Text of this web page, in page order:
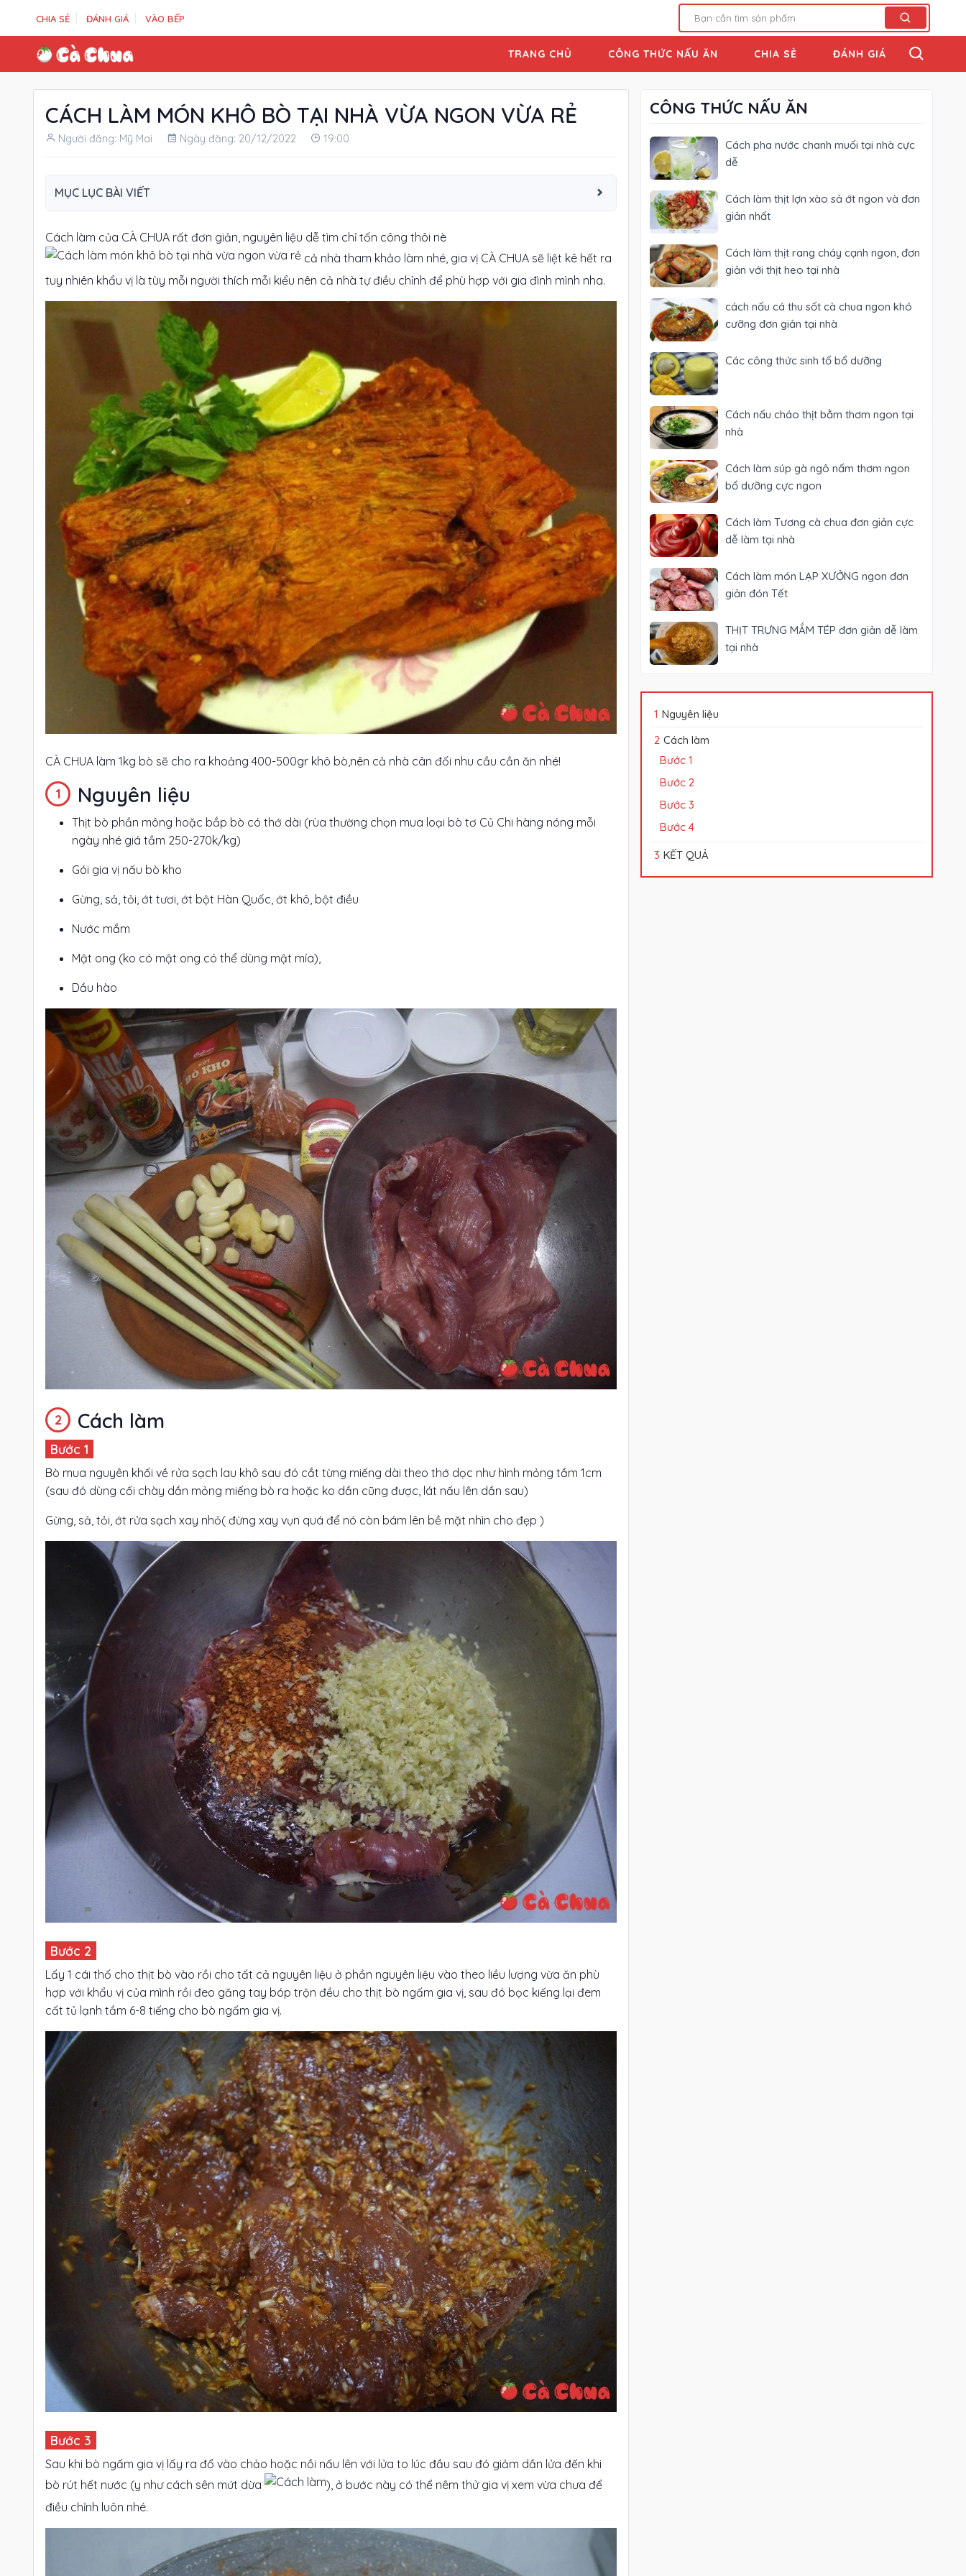
CHIA SẺ ĐÁNH GIÁ VÀO BẾP
TRANG CHỦ CÔNG THỨC NẤU ĂN CHIA SẺ ĐÁNH GIÁ
CÁCH LÀM MÓN KHÔ BÒ TẠI NHÀ VỪA NGON VỪA RẺ
Người đăng: Mỹ Mai Ngày đăng: 20/12/2022 19:00
MỤC LỤC BÀI VIẾT
Cách làm của CÀ CHUA rất đơn giản, nguyên liệu dễ tìm chỉ tốn công thôi nè
cả nhà tham khảo làm nhé, gia vị CÀ CHUA sẽ liệt kê hết ra
tuy nhiên khẩu vị là tùy mỗi người thích mỗi kiểu nên cả nhà tự điều chỉnh để phù hợp với gia đình mình nha.
CÀ CHUA làm 1kg bò sẽ cho ra khoảng 400-500gr khô bò,nên cả nhà cân đối nhu cầu cần ăn nhé!
Nguyên liệu
Thịt bò phần mông hoặc bắp bò có thớ dài (rùa thường chọn mua loại bò tơ Củ Chi hàng nóng mỗi
ngày nhé giá tầm 250-270k/kg)
Gói gia vị nấu bò kho
Gừng, sả, tỏi, ớt tươi, ớt bột Hàn Quốc, ớt khô, bột điều
Nước mắm
Mật ong (ko có mật ong có thể dùng mật mía),
Dầu hào
Cách làm
Bò mua nguyên khối về rửa sạch lau khô sau đó cắt từng miếng dài theo thớ dọc như hình mỏng tầm 1cm
(sau đó dùng cối chày dần mỏng miếng bò ra hoặc ko dần cũng được, lát nấu lên dần sau)
Gừng, sả, tỏi, ớt rửa sạch xay nhỏ( đừng xay vụn quá để nó còn bám lên bề mặt nhìn cho đẹp )
Lấy 1 cái thố cho thịt bò vào rồi cho tất cả nguyên liệu ở phần nguyên liệu vào theo liều lượng vừa ăn phù
hợp với khẩu vị của mình rồi đeo găng tay bóp trộn đều cho thịt bò ngấm gia vị, sau đó bọc kiếng lại đem
cất tủ lạnh tầm 6-8 tiếng cho bò ngấm gia vị.
Sau khi bò ngấm gia vị lấy ra đổ vào chảo hoặc nồi nấu lên với lửa to lúc đầu sau đó giảm dần lửa đến khi
bò rút hết nước (y như cách sên mứt dừa
), ở bước này có thể nêm thử gia vị xem vừa chưa để
điều chỉnh luôn nhé.
CÔNG THỨC NẤU ĂN
Cách pha nước chanh muối tại nhà cực
dễ
Cách làm thịt lợn xào sả ớt ngon và đơn
giản nhất
Cách làm thịt rang cháy cạnh ngon, đơn
giản với thịt heo tại nhà
cách nấu cá thu sốt cà chua ngon khó
cưỡng đơn giản tại nhà
Các công thức sinh tố bổ dưỡng
Cách nấu cháo thịt bằm thơm ngon tại
nhà
Cách làm súp gà ngô nấm thơm ngon
bổ dưỡng cực ngon
Cách làm Tương cà chua đơn giản cực
dễ làm tại nhà
Cách làm món LẠP XƯỞNG ngon đơn
giản đón Tết
THỊT TRƯNG MẮM TÉP đơn giản dễ làm
tại nhà
Nguyên liệu
Cách làm
KẾT QUẢ